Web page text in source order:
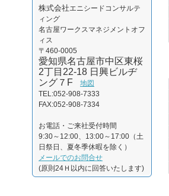
株式会社エニシードコンサルテ
ィング
名古屋ワークスマネジメントオフ
ィス
〒460-0005
愛知県名古屋市中区東桜
2丁目22-18 日興ビルヂ
ング７F
地図
TEL:052-908-7333
FAX:052-908-7334
お電話・ご来社受付時間
9:30～12:00、13:00～17:00（土
日祭日、夏冬季休暇を除く）
メールでのお問合せ
(原則24Ｈ以内に回答いたします)